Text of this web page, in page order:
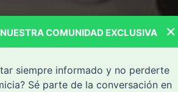
×
COMUNIDAD EXCLUSIVA
siempre informado y no perderte
Sé parte de la conversación en